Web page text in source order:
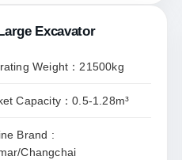
Excavator
Weight：21500kg
Capacity：0.5-1.28m³
Brand :
Changchai